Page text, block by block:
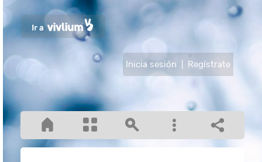
Inicia sesión Regístrate